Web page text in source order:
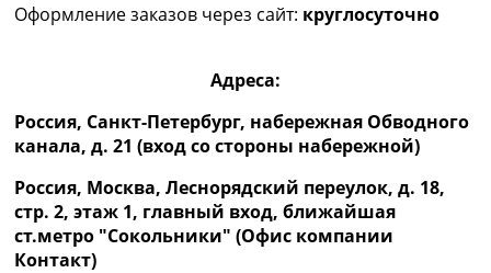
Оформление заказов через сайт: круглосуточно
Адреса:
Россия, Санкт-Петербург, набережная Обводного
канала, д. 21 (вход со стороны набережной)
Россия, Москва, Леснорядский переулок, д. 18,
стр. 2, этаж 1, главный вход, ближайшая
ст.метро "Сокольники" (Офис компании
Контакт)